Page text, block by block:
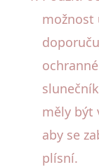
možnost
měly být
aby se
plísní.